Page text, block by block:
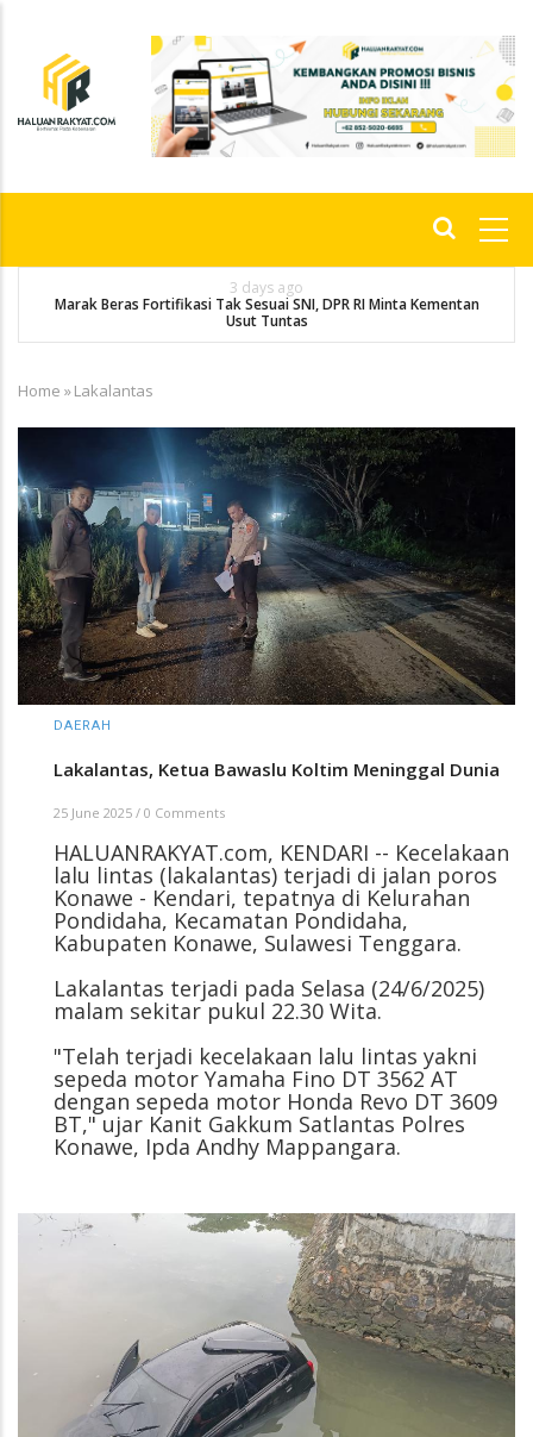
content
Tak Sesuai SNI, DPR RI Minta Kementan
Angkatan 2010
Breadcrumb
Home »Lakalantas
DAERAH
Lakalantas, Ketua Bawaslu Koltim Meninggal Dunia
25 June 2025 / 0 Comments
HALUANRAKYAT.com, KENDARI -- Kecelakaan
lalu lintas (lakalantas) terjadi di jalan poros
Konawe - Kendari, tepatnya di Kelurahan
Pondidaha, Kecamatan Pondidaha,
Kabupaten Konawe, Sulawesi Tenggara.
Lakalantas terjadi pada Selasa (24/6/2025)
malam sekitar pukul 22.30 Wita.
"Telah terjadi kecelakaan lalu lintas yakni
sepeda motor Yamaha Fino DT 3562 AT
dengan sepeda motor Honda Revo DT 3609
BT," ujar Kanit Gakkum Satlantas Polres
Konawe, Ipda Andhy Mappangara.